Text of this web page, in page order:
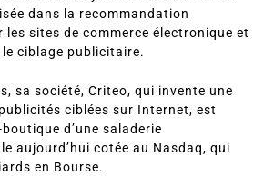
dans la recommandation
les sites de commerce électronique et
ciblage publicitaire.
sa société, Criteo, qui invente une
ciblées sur Internet, est
d’une saladerie
aujourd’hui cotée au Nasdaq, qui
en Bourse.